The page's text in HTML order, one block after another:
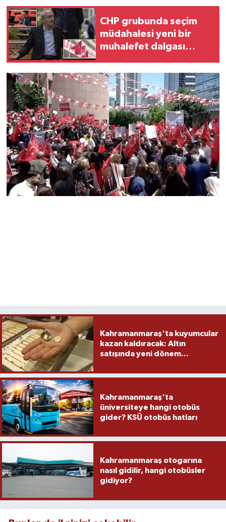
CHP grubunda seçim
müdahalesi yeni bir
muhalefet dalgası
Kahramanmaraş'ta kuyumcular
kazan kaldıracak: Altın
satışında yeni dönem...
Kahramanmaraş'ta
üniversiteye hangi otobüs
gider? KSÜ otobüs hatları
Kahramanmaraş otogarına
nasıl gidilir, hangi otobüsler
gidiyor?